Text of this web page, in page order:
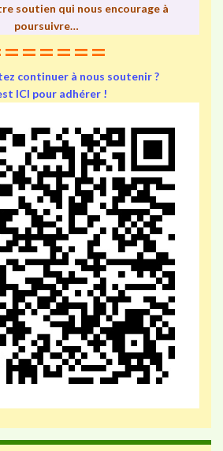
soutien qui nous encourage à
poursuivre…
continuer à nous soutenir ?
ICI pour adhérer !